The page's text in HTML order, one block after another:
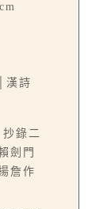
漢詩
錄二
劍門
詹作